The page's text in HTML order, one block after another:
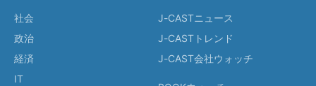
社会
政治
経済
IT
J-CASTニュース
J-CASTトレンド
J-CAST会社ウォッチ